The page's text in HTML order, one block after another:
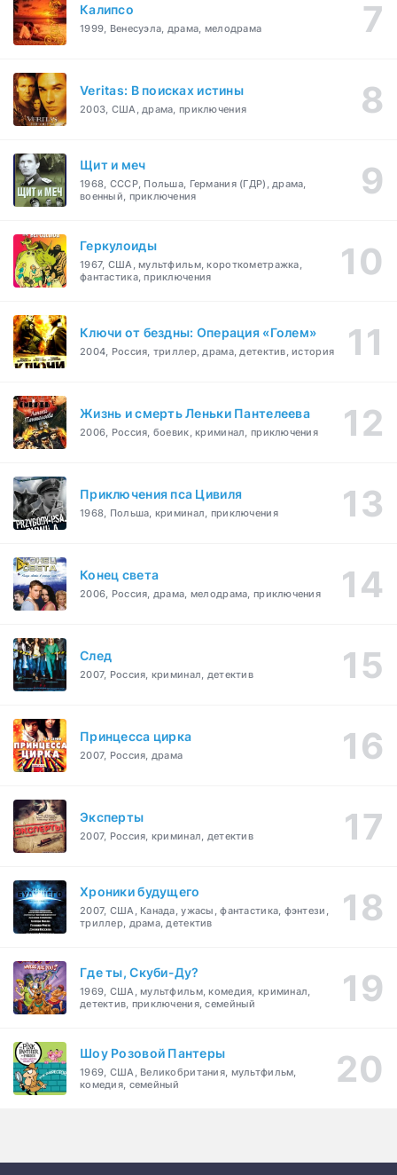
Калипсо
1999, Венесуэла, драма, мелодрама
Veritas: В поисках истины
2003, США, драма, приключения
Щит и меч
1968, СССР, Польша, Германия (ГДР), драма,
военный, приключения
Геркулоиды
1967, США, мультфильм, короткометражка,
фантастика, приключения
Ключи от бездны: Операция «Голем»
2004, Россия, триллер, драма, детектив, история
Жизнь и смерть Леньки Пантелеева
2006, Россия, боевик, криминал, приключения
Приключения пса Цивиля
1968, Польша, криминал, приключения
Конец света
2006, Россия, драма, мелодрама, приключения
След
2007, Россия, криминал, детектив
Принцесса цирка
2007, Россия, драма
Эксперты
2007, Россия, криминал, детектив
Хроники будущего
2007, США, Канада, ужасы, фантастика, фэнтези,
триллер, драма, детектив
Где ты, Скуби-Ду?
1969, США, мультфильм, комедия, криминал,
детектив, приключения, семейный
Шоу Розовой Пантеры
1969, США, Великобритания, мультфильм,
комедия, семейный